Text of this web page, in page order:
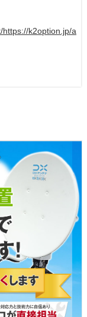
https://k2option.jp/a